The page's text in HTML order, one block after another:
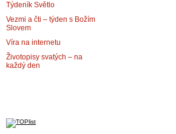
Týdeník Světlo
Vezmi a čti – týden s Božím
Slovem
Víra na internetu
Životopisy svatých – na
každý den